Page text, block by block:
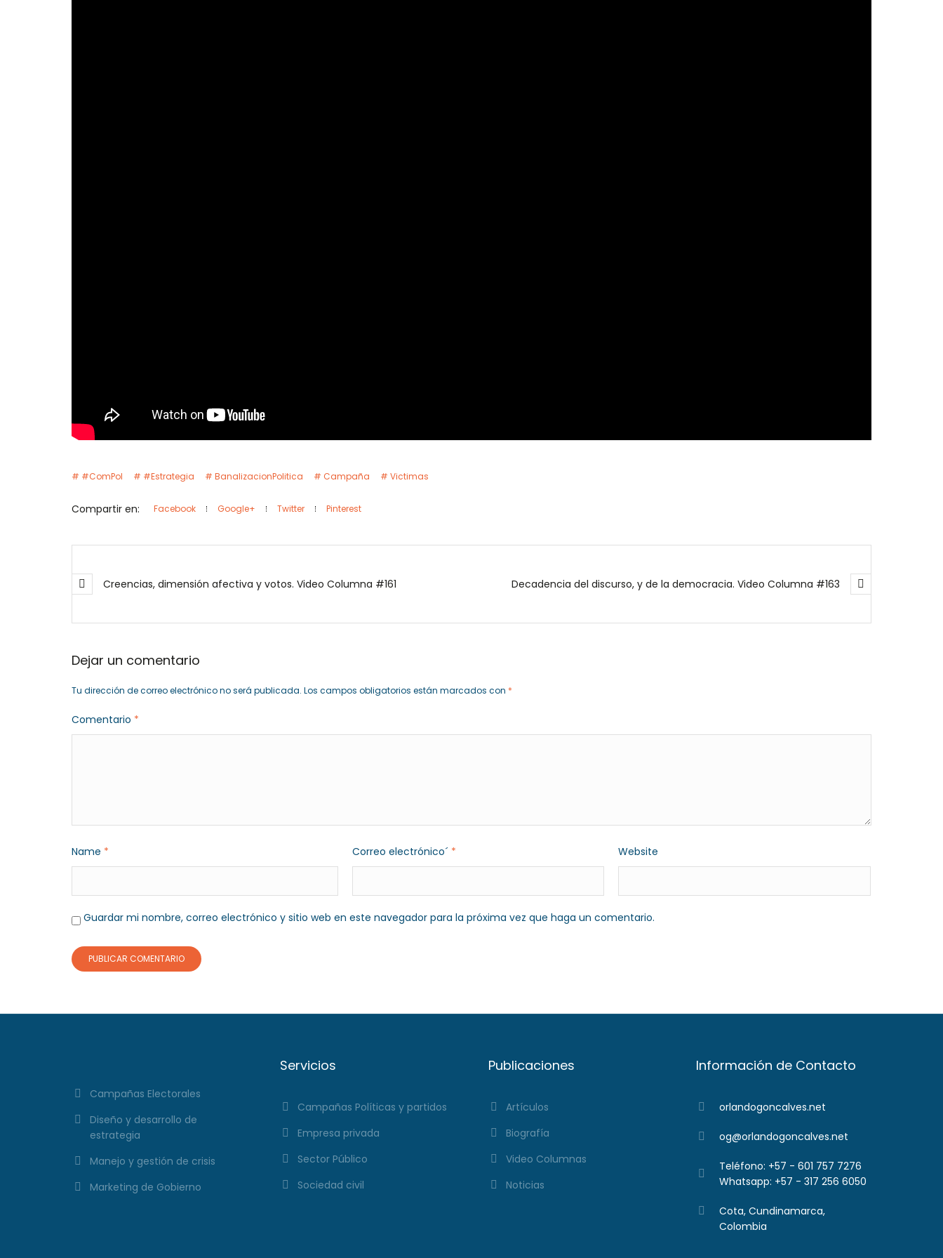
#ComPol #Estrategia BanalizacionPolitica Campaña Victimas
Compartir en: Facebook Google+ Twitter Pinterest
Decadencia del discurso, y de la democracia. Video Columna #163
Creencias, dimensión afectiva y votos. Video Columna #161
Dejar un comentario
Tu dirección de correo electrónico no será publicada. Los campos obligatorios están marcados con *
Comentario *
Name * Correo electrónico´ * Website
Guardar mi nombre, correo electrónico y sitio web en este navegador para la próxima vez que haga un comentario.
Campañas Electorales
Diseño y desarrollo de
estrategia
Manejo y gestión de crisis
Marketing de Gobierno
Servicios
Campañas Políticas y partidos
Empresa privada
Sector Público
Sociedad civil
Publicaciones
Artículos
Biografía
Video Columnas
Noticias
Información de Contacto
orlandogoncalves.net
og@orlandogoncalves.net
Teléfono: +57 - 601 757 7276
Whatsapp: +57 - 317 256 6050
Cota, Cundinamarca,
Colombia